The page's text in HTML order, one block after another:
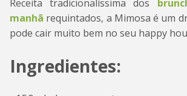
Receita tradicionalíssima dos
manhã requintados, a Mimosa é um
pode cair muito bem no seu happy
Ingredientes: